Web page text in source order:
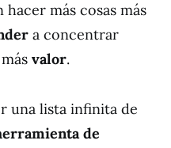
más cosas más
a concentrar
valor.
una lista infinita de
de